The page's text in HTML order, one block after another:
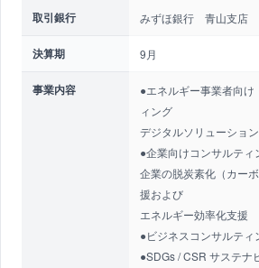
取引銀行 みずほ銀行 青山支店
決算期 9月
事業内容
●エネルギー事業者向
ィング
デジタルソリューショ
●企業向けコンサルティ
企業の脱炭素化（カー
援および
エネルギー効率化支援
●ビジネスコンサルティ
●SDGs / CSR サステナ